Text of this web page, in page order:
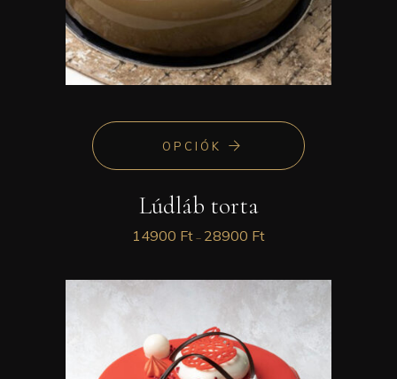
OPCIÓK
Lúdláb torta
14900 Ft – 28900 Ft